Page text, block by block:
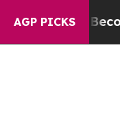
AGP PICKS
has Become a